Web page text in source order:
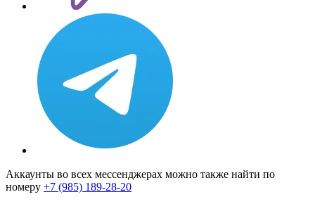
Аккаунты во всех мессенджерах можно также найти по
номеру +7 (985) 189-28-20